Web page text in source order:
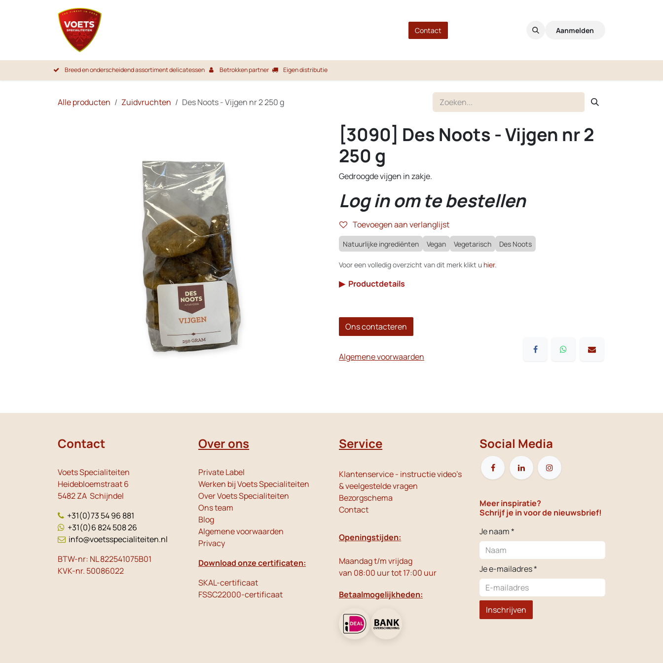
Overslaan naar inhoud
Contact Aanmelden
Breed en onderscheidend assortiment delicatessen Betrokken partner Eigen distributie
Alle producten Zuidvruchten Des Noots - Vijgen nr 2 250 g
[3090] Des Noots - Vijgen nr 2
250 g
Gedroogde vijgen in zakje.
Log in om te bestellen
Toevoegen aan verlanglijst
Natuurlijke ingrediënten Vegan Vegetarisch Des Noots
Voor een volledig overzicht van dit merk klikt u hier.
▶ Productdetails
Ons contacteren
Algemene voorwaarden
Contact
Voets Specialiteiten
Heidebloemstraat 6
5482 ZA Schijndel
+31(0)73 54 96 881
+31(0)6 824 508 26
info@voetsspecialiteiten.nl
BTW-nr: NL 822541075B01
KVK-nr. 50086022
Over ons
Private Label
Werken bij Voets Specialiteiten
Over Voets Specialiteiten
Ons team
Blog
Algemene voorwaarden
Privacy
Download onze certificaten:
SKAL-certificaat
FSSC22000-certificaat
Service
Klantenservice - instructie video's
& veelgestelde vragen
Bezorgschema
Contact
Openingstijden:
Maandag t/m vrijdag
van 08:00 uur tot 17:00 uur
Betaalmogelijkheden:
Social Media
Meer inspiratie?
Schrijf je in voor de nieuwsbrief!
Je naam *
Je e-mailadres *
Inschrijven